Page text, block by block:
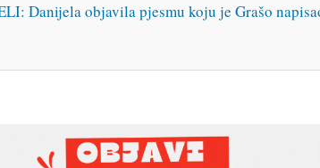
Danijela objavila pjesmu koju je Grašo